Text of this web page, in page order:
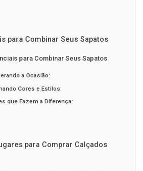
para Combinar Seus Sapatos
para Combinar Seus Sapatos
a Ocasião:
Cores e Estilos:
que Fazem a Diferença:
para Comprar Calçados